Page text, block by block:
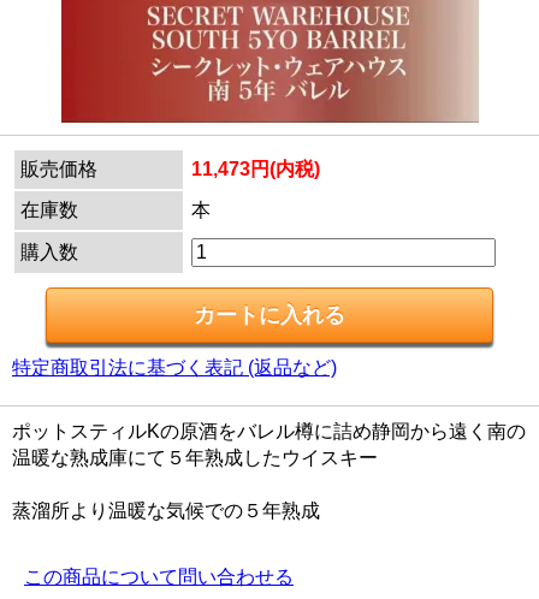
販売価格
11,473円(内税)
在庫数
本
購入数
特定商取引法に基づく表記 (返品など)
ポットスティルKの原酒をバレル樽に詰め静岡から遠く南の
温暖な熟成庫にて５年熟成したウイスキー
蒸溜所より温暖な気候での５年熟成
この商品について問い合わせる